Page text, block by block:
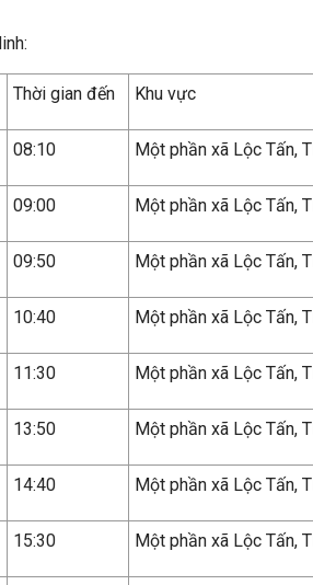
Thời gian đến Khu vực
08:10 Một phần xã Lộc Tấn,
09:00 Một phần xã Lộc Tấn,
09:50 Một phần xã Lộc Tấn,
10:40 Một phần xã Lộc Tấn,
11:30 Một phần xã Lộc Tấn,
13:50 Một phần xã Lộc Tấn,
14:40 Một phần xã Lộc Tấn,
15:30 Một phần xã Lộc Tấn,